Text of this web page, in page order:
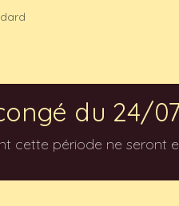
du 24/
cette période ne seront